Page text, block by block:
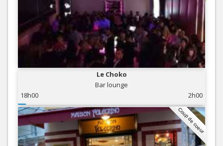
Le Choko
Bar lounge
18h00
2h00
Coup de coeur